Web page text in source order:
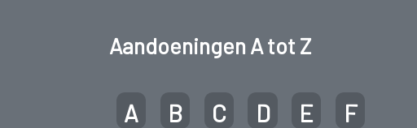
Aandoeningen A tot Z
A B C D E
F